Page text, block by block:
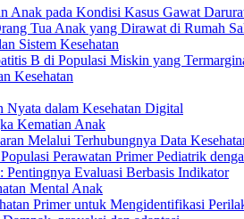
Anak pada Kondisi Kasus Gawat
Tua Anak yang Dirawat di Rumah
Sistem Kesehatan
B di Populasi Miskin yang
Kesehatan
Nyata dalam Kesehatan Digital
Kematian Anak
Melalui Terhubungnya Data
Perawatan Primer Pediatrik
Pentingnya Evaluasi Berbasis Indikator
Mental Anak
Primer untuk Mengidentifikasi